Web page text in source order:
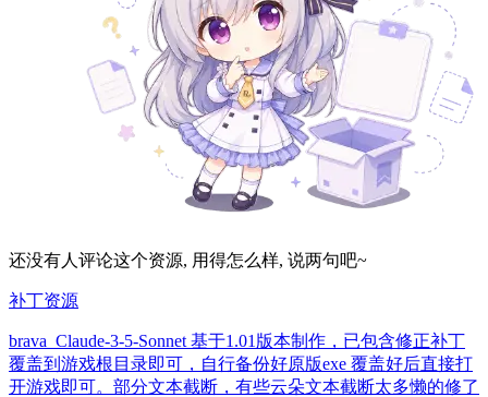
还没有人评论这个资源, 用得怎么样, 说两句吧~
补丁资源
brava_Claude-3-5-Sonnet 基于1.01版本制作，已包含修正补丁
覆盖到游戏根目录即可，自行备份好原版exe 覆盖好后直接打
开游戏即可。部分文本截断，有些云朵文本截断太多懒的修了